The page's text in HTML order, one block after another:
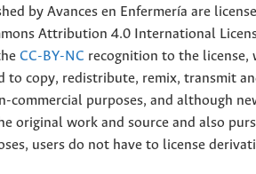
by Avances en Enfermería are
Attribution 4.0 International
CC-BY-NC recognition to the license,
to copy, redistribute, remix, transmit
commercial purposes, and although
original work and source and also
users do not have to license